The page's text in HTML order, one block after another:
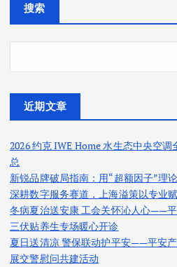
搜索
近期文章
2026 约克 IWE Home 水生态中央空
总
新锐品牌破局指南：用“超额因子”理
深耕数字服务赛道，上海溢策以专业
冬病夏治送安康 工会关怀沁人心——
三伏贴养生专场暖心开诊
夏日送清凉 警保联动护平安——平安
展交警慰问共建活动